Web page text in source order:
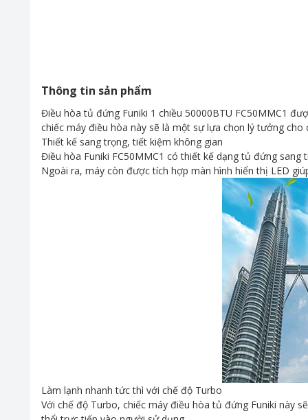
Thông tin sản phẩm
Điều hòa tủ đứng Funiki 1 chiều 50000BTU FC50MMC1
chiếc máy điều hòa này sẽ là một sự lựa chọn lý tưởng
Thiết kế sang trọng, tiết kiệm không gian
Điều hòa Funiki FC50MMC1 có thiết kế dạng tủ đứng
Ngoài ra, máy còn được tích hợp màn hình hiển thị LED
Làm lạnh nhanh tức thì với chế độ Turbo
Với chế độ Turbo, chiếc máy điều hòa tủ đứng Funiki này